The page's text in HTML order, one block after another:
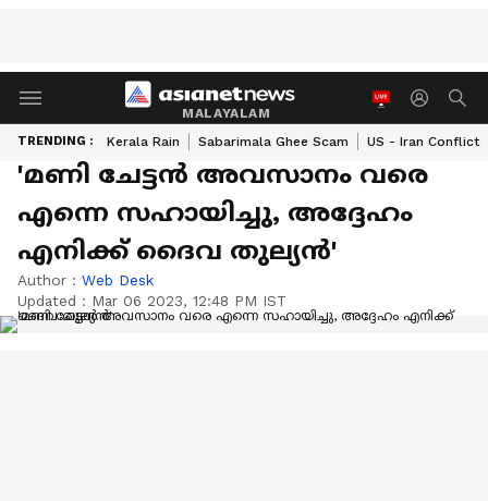
MALAYALAM
TRENDING : Kerala Rain Sabarimala Ghee Scam US - Iran Conflict
'മണി ചേട്ടൻ അവസാനം വരെ
എന്നെ സഹായിച്ചു, അദ്ദേഹം
എനിക്ക് ദൈവ തുല്യൻ'
Author : Web Desk
Updated : Mar 06 2023, 12:48 PM IST